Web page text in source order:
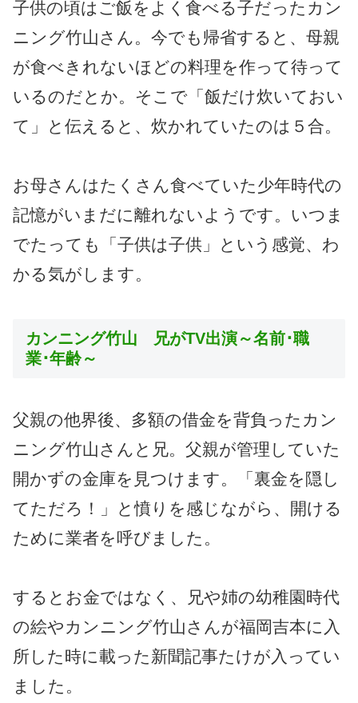
子供の頃はご飯をよく食べる子だったカン
ニング竹山さん。今でも帰省すると、母親
が食べきれないほどの料理を作って待って
いるのだとか。そこで「飯だけ炊いておい
て」と伝えると、炊かれていたのは５合。
お母さんはたくさん食べていた少年時代の
記憶がいまだに離れないようです。いつま
でたっても「子供は子供」という感覚、わ
かる気がします。
カンニング竹山 兄がTV出演～名前･職
業･年齢～
父親の他界後、多額の借金を背負ったカン
ニング竹山さんと兄。父親が管理していた
開かずの金庫を見つけます。「裏金を隠し
てただろ！」と憤りを感じながら、開ける
ために業者を呼びました。
するとお金ではなく、兄や姉の幼稚園時代
の絵やカンニング竹山さんが福岡吉本に入
所した時に載った新聞記事たけが入ってい
ました。